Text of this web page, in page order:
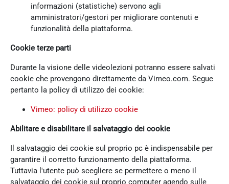
informazioni (statistiche) servono agli
amministratori/gestori per migliorare contenuti e
funzionalità della piattaforma.
Cookie terze parti
Durante la visione delle videolezioni potranno essere salvati
cookie che provengono direttamente da Vimeo.com. Segue
pertanto la policy di utilizzo dei cookie:
Vimeo: policy di utilizzo cookie
Abilitare e disabilitare il salvataggio dei cookie
Il salvataggio dei cookie sul proprio pc è indispensabile per
garantire il corretto funzionamento della piattaforma.
Tuttavia l'utente può scegliere se permettere o meno il
salvataggio dei cookie sul proprio computer agendo sulle